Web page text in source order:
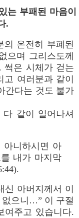
는 부패된 마음이
.
의 온전히 부폐된
으며 그리스도께
썩은 시체가 걷는
여러분과 같이
간다는 것도 불가
다 같이 일어나셔
아니하시면 아
내가 마지막
아버지께서 이
으니…” 이 구절
여주고 있습니다.